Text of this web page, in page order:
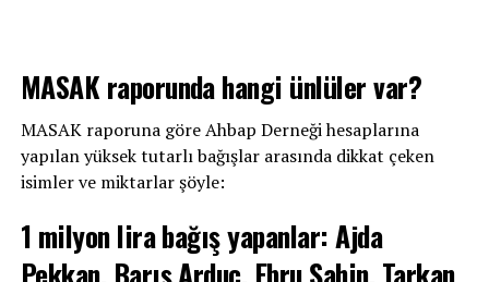
MASAK raporunda hangi ünlüler var?
MASAK raporuna göre Ahbap Derneği hesaplarına
yapılan yüksek tutarlı bağışlar arasında dikkat çeken
isimler ve miktarlar şöyle:
1 milyon lira bağış yapanlar: Ajda
Pekkan, Barış Arduç, Ebru Şahin, Tarkan